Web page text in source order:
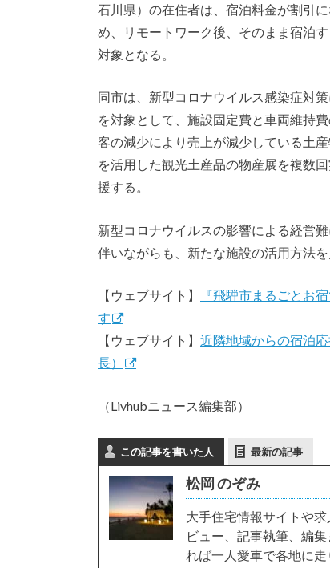
石川県）の在住者は、宿泊料金が割引
め、リモートワーク後、そのまま宿泊
対象となる。
同市は、新型コロナウイルス感染症対
を対象として、施設固定費と車両維持
客の減少により売上が減少している土
を活用した観光土産品の物産展を複数
援する。
新型コロナウイルスの影響による経営
伴いながらも、新たな施設の活用方法
【ウェブサイト】
『飛騨市まるごとお
す
【ウェブサイト】 近隣地域からの宿泊
長）
（Livhubニュース編集部）
この記事を書いた人 最新の記事
松岡 のぞみ
大手住宅情報サイトや
ビュー、記事執筆、編
れば一人愛車で各地に